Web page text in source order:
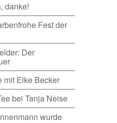
danke!
Fest der
Der
mit Elke Becker
bei Tanja Neise
wurde